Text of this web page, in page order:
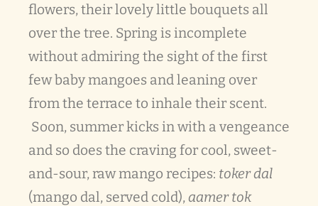
flowers, their lovely little bouquets all
over the tree. Spring is incomplete
without admiring the sight of the first
few baby mangoes and leaning over
from the terrace to inhale their scent.
Soon, summer kicks in with a vengeance
and so does the craving for cool, sweet-
and-sour, raw mango recipes: toker dal
(mango dal, served cold),aamer tok